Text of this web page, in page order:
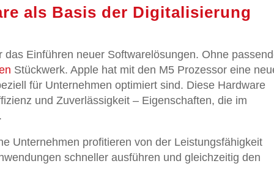
als Basis der Digitalisierung
Einführen neuer Softwarelösungen. Ohne
Stückwerk. Apple hat mit den M5 Prozessor eine
für Unternehmen optimiert sind. Diese Hardware
und Zuverlässigkeit – Eigenschaften, die im
Unternehmen profitieren von der Leistungsfähigkeit
schneller ausführen und gleichzeitig den